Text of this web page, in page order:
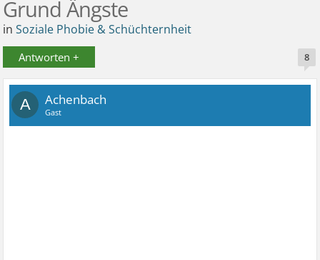
Grund Ängste
inSoziale Phobie & Schüchternheit
Antworten + 8
A Achenbach
Gast